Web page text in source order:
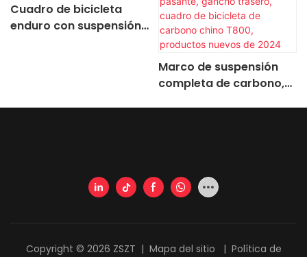
Cuadro de bicicleta
enduro con suspensión
Marco de suspensión
completa de carbono,
nuevos de 2024
Copyright © 2026 ZSZT | Mapa del sitio | Política de